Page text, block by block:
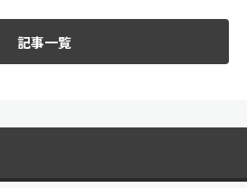
記事一覧